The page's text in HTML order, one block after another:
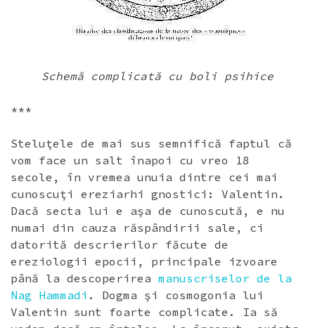
Schemă complicată cu boli psihice
***
Steluţele de mai sus semnifică faptul că
vom face un salt înapoi cu vreo 18
secole, în vremea unuia dintre cei mai
cunoscuţi ereziarhi gnostici: Valentin.
Dacă secta lui e aşa de cunoscută, e nu
numai din cauza răspândirii sale, ci
datorită descrierilor făcute de
ereziologii epocii, principale izvoare
până la descoperirea manuscriselor de la
Nag Hammadi . Dogma şi cosmogonia lui
Valentin sunt foarte complicate. Ia să